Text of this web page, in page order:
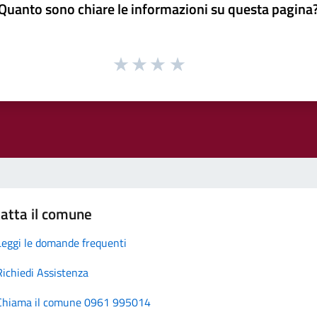
sono chiare le informazioni su questa
il comune
le domande frequenti
Assistenza
il comune 0961 995014